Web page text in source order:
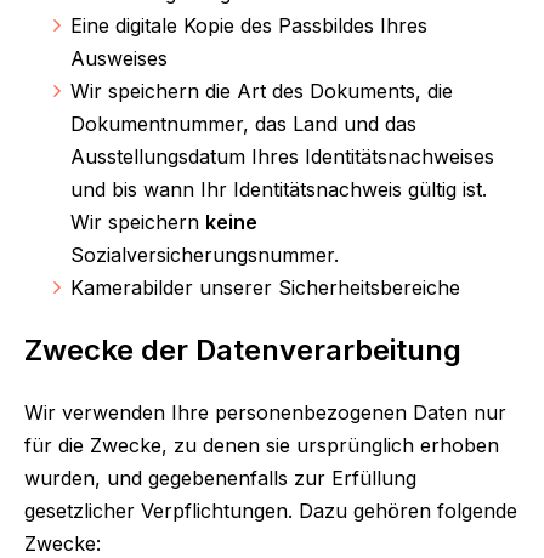
Eine digitale Kopie des Passbildes Ihres
Ausweises
Wir speichern die Art des Dokuments, die
Dokumentnummer, das Land und das
Ausstellungsdatum Ihres Identitätsnachweises
und bis wann Ihr Identitätsnachweis gültig ist.
Wir speichern keine
Sozialversicherungsnummer.
Kamerabilder unserer Sicherheitsbereiche
Zwecke der Datenverarbeitung
Wir verwenden Ihre personenbezogenen Daten nur
für die Zwecke, zu denen sie ursprünglich erhoben
wurden, und gegebenenfalls zur Erfüllung
gesetzlicher Verpflichtungen. Dazu gehören folgende
Zwecke: